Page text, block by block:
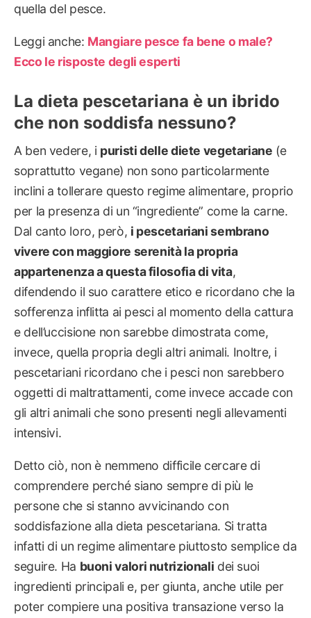
quella del pesce.
Leggi anche: Mangiare pesce fa bene o male?
Ecco le risposte degli esperti
La dieta pescetariana è un ibrido
che non soddisfa nessuno?
A ben vedere, i puristi delle diete vegetariane (e
soprattutto vegane) non sono particolarmente
inclini a tollerare questo regime alimentare, proprio
per la presenza di un “ingrediente” come la carne.
Dal canto loro, però, i pescetariani sembrano
vivere con maggiore serenità la propria
appartenenza a questa filosofia di vita,
difendendo il suo carattere etico e ricordano che la
sofferenza inflitta ai pesci al momento della cattura
e dell’uccisione non sarebbe dimostrata come,
invece, quella propria degli altri animali. Inoltre, i
pescetariani ricordano che i pesci non sarebbero
oggetti di maltrattamenti, come invece accade con
gli altri animali che sono presenti negli allevamenti
intensivi.
Detto ciò, non è nemmeno difficile cercare di
comprendere perché siano sempre di più le
persone che si stanno avvicinando con
soddisfazione alla dieta pescetariana. Si tratta
infatti di un regime alimentare piuttosto semplice da
seguire. Ha buoni valori nutrizionali dei suoi
ingredienti principali e, per giunta, anche utile per
poter compiere una positiva transazione verso la